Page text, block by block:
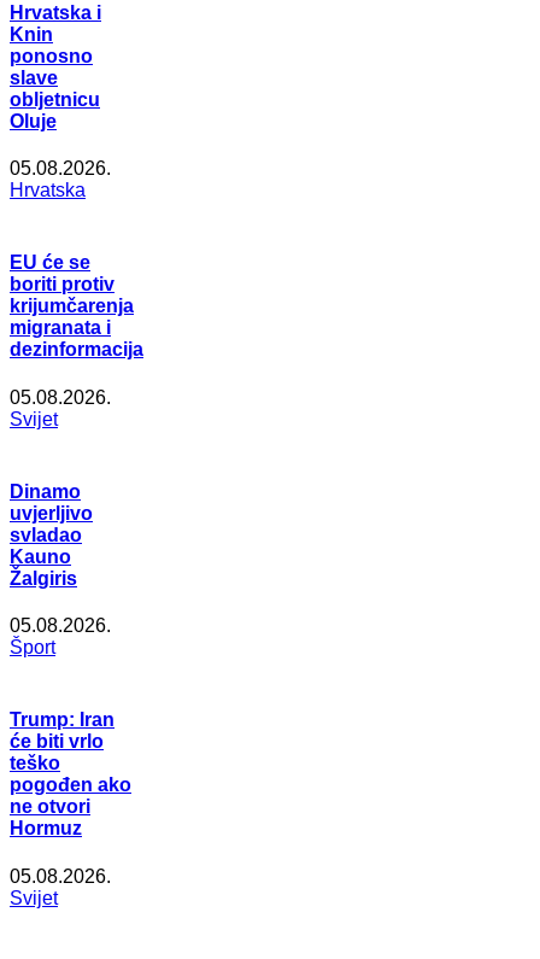
Hrvatska i
Knin
ponosno
slave
obljetnicu
Oluje
05.08.2026.
Hrvatska
EU će se
boriti protiv
krijumčarenja
migranata i
dezinformacija
05.08.2026.
Svijet
Dinamo
uvjerljivo
svladao
Kauno
Žalgiris
05.08.2026.
Šport
Trump: Iran
će biti vrlo
teško
pogođen ako
ne otvori
Hormuz
05.08.2026.
Svijet